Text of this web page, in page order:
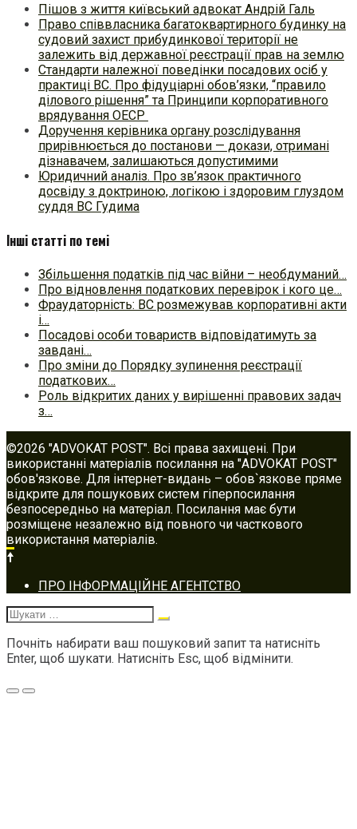
Пішов з життя київський адвокат Андрій Галь
Право співвласника багатоквартирного будинку на
судовий захист прибудинкової території не
залежить від державної реєстрації прав на землю
Стандарти належної поведінки посадових осіб у
практиці ВC. Про фідуціарні обов’язки, “правило
ділового рішення” та Принципи корпоративного
врядування ОЕСР
Доручення керівника органу розслідування
прирівнюється до постанови — докази, отримані
дізнавачем, залишаються допустимими
Юридичний аналіз. Про зв’язок практичного
досвіду з доктриною, логікою і здоровим глуздом
суддя ВС Гудима
Інші статті по темі
Збільшення податків під час війни – необдуманий…
Про відновлення податкових перевірок і кого це…
Фраудаторність: ВС розмежував корпоративні акти
і…
Посадові особи товариств відповідатимуть за
завдані…
Про зміни до Порядку зупинення реєстрації
податкових…
Роль відкритих даних у вирішенні правових задач
з…
©2026 "ADVOKAT POST". Всі права захищені. При
використанні матеріалів посилання на "ADVOKAT POST"
обов'язкове. Для інтернет-видань – обов`язкове пряме
відкрите для пошукових систем гіперпосилання
безпосередньо на матеріал. Посилання має бути
розміщене незалежно від повного чи часткового
використання матеріалів.
Footer
navigation
ПРО ІНФОРМАЦІЙНЕ АГЕНТСТВО
Шукати:
Почніть набирати ваш пошуковий запит та натисніть
Enter, щоб шукати. Натисніть Esc, щоб відмінити.
Меню